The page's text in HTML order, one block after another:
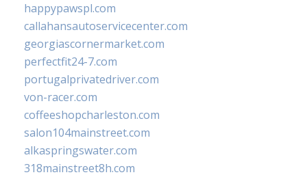
happypawspl.com
callahansautoservicecenter.com
georgiascornermarket.com
perfectfit24-7.com
portugalprivatedriver.com
von-racer.com
coffeeshopcharleston.com
salon104mainstreet.com
alkaspringswater.com
318mainstreet8h.com